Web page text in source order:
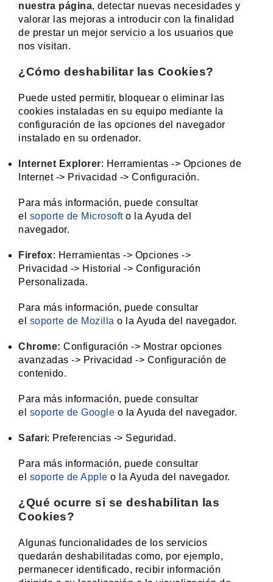
nuestra página, detectar nuevas necesidades y
valorar las mejoras a introducir con la finalidad
de prestar un mejor servicio a los usuarios que
nos visitan.
¿Cómo deshabilitar las Cookies?
Puede usted permitir, bloquear o eliminar las
cookies instaladas en su equipo mediante la
configuración de las opciones del navegador
instalado en su ordenador.
Internet Explorer: Herramientas -> Opciones de
Internet -> Privacidad -> Configuración.
Para más información, puede consultar
el soporte de Microsofto la Ayuda del
navegador.
Firefox: Herramientas -> Opciones ->
Privacidad -> Historial -> Configuración
Personalizada.
Para más información, puede consultar
el soporte de Mozilla o la Ayuda del navegador.
Chrome: Configuración -> Mostrar opciones
avanzadas -> Privacidad -> Configuración de
contenido.
Para más información, puede consultar
el soporte de Google o la Ayuda del navegador.
Safari: Preferencias -> Seguridad.
Para más información, puede consultar
el soporte de Apple o la Ayuda del navegador.
¿Qué ocurre si se deshabilitan las
Cookies?
Algunas funcionalidades de los servicios
quedarán deshabilitadas como, por ejemplo,
permanecer identificado, recibir información